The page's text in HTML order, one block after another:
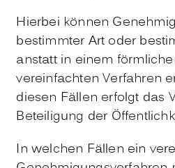
Hierbei können
bestimmter Art oder
anstatt in einem
vereinfachten Verfahren
diesen Fällen erfolgt das
Beteiligung der
In welchen Fällen ein